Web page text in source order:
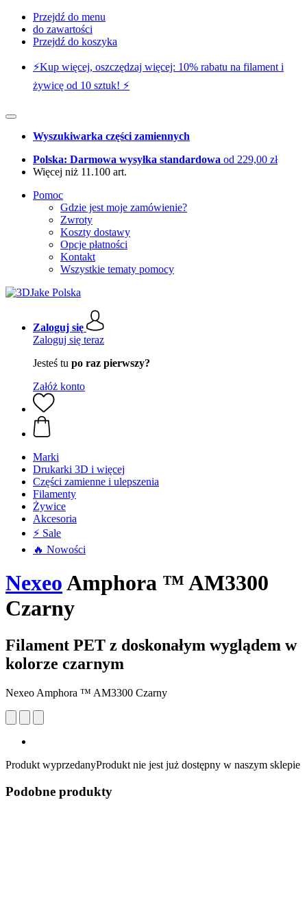
Przejdź do menu
do zawartości
Przejdź do koszyka
⚡️Kup więcej, oszczędzaj więcej: 10% rabatu na filament i
żywicę od 10 sztuk! ⚡️
Wyszukiwarka części zamiennych
Polska: Darmowa wysyłka standardowa od 229,00 zł
Więcej niż 11.100 art.
Pomoc
Gdzie jest moje zamówienie?
Zwroty
Koszty dostawy
Opcje płatności
Kontakt
Wszystkie tematy pomocy
Zaloguj się
Zaloguj się teraz
Jesteś tu po raz pierwszy?
Załóż konto
Marki
Drukarki 3D i więcej
Części zamienne i ulepszenia
Filamenty
Żywice
Akcesoria
⚡ Sale
🔥 Nowości
NexeoAmphora ™ AM3300
Czarny
Filament PET z doskonałym wyglądem w
kolorze czarnym
Nexeo Amphora ™ AM3300 Czarny
Produkt wyprzedanyProdukt nie jest już dostępny w naszym sklepie
Podobne produkty